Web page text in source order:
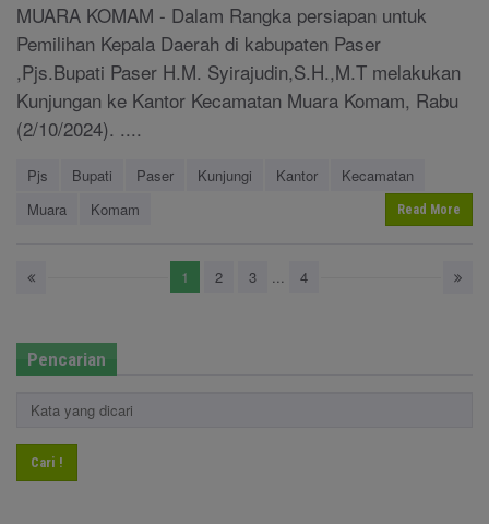
MUARA KOMAM - Dalam Rangka persiapan untuk
Pemilihan Kepala Daerah di kabupaten Paser
,Pjs.Bupati Paser H.M. Syirajudin,S.H.,M.T melakukan
Kunjungan ke Kantor Kecamatan Muara Komam, Rabu
(2/10/2024). ....
Pjs Bupati Paser Kunjungi Kantor
Kecamatan
Muara
Komam Read More
1 2 3 ... 4
Pencarian
Cari !